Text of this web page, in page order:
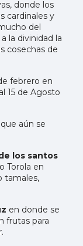
donde los
cardinales y
del
la divinidad la
cosechas de
febrero en
15 de Agosto
aún se
los santos
Torola en
tamales,
en donde se
frutas para